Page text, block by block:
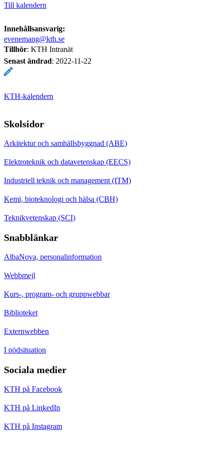
Till kalendern
Innehållsansvarig:
evenemang@kth.se
Tillhör: KTH Intranät
Senast ändrad: 2022-11-22
KTH-kalendern
Skolsidor
Arkitektur och samhällsbyggnad (ABE)
Elektroteknik och datavetenskap (EECS)
Industriell teknik och management (ITM)
Kemi, bioteknologi och hälsa (CBH)
Teknikvetenskap (SCI)
Snabblänkar
AlbaNova, personalinformation
Webbmejl
Kurs-, program- och gruppwebbar
Biblioteket
Externwebben
I nödsituation
Sociala medier
KTH på Facebook
KTH på LinkedIn
KTH på Instagram